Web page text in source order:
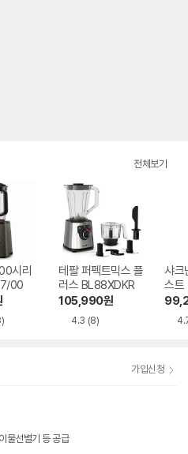
전체보기
시리
00
테팔 퍼펙트믹스 플
러스 BL88XDKR
105,990원
4.3 (8)
샤크
스트
R
가입신청
물선별기 등 공급